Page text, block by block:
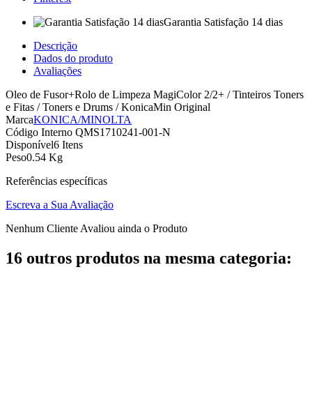
Garantia Satisfação 14 dias
Descrição
Dados do produto
Avaliações
Oleo de Fusor+Rolo de Limpeza MagiColor 2/2+ / Tinteiros Toners
e Fitas / Toners e Drums / KonicaMin Original
MarcaKONICA/MINOLTA
Código Interno QMS1710241-001-N
Disponível6 Itens
Peso0.54 Kg
Referências específicas
Escreva a Sua Avaliação
Nenhum Cliente Avaliou ainda o Produto
16 outros produtos na mesma categoria: